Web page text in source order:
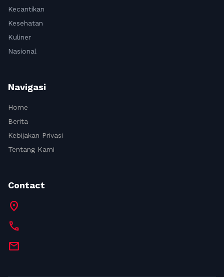
Kecantikan
Kesehatan
Kuliner
Nasional
Navigasi
Home
Berita
Kebijakan Privasi
Tentang Kami
Contact
location_on
call
mail